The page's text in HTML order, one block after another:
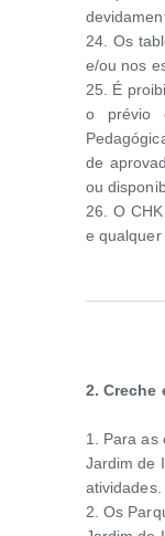
24. Os
e/ou nos
25. É
o prévio
de
ou
26. O
e
2.Creche
1. Para as
Jardim de
atividades.
2. Os